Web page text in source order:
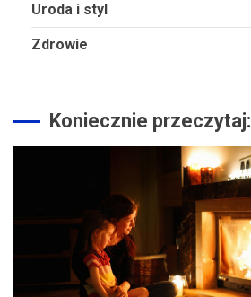
Uroda i styl
Zdrowie
Koniecznie przeczytaj: